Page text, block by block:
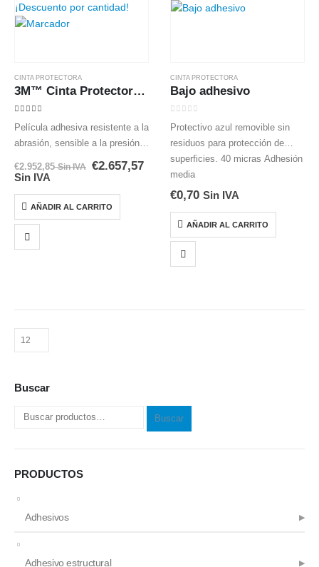
¡Descuento por cantidad!
CINTA PROTECTORA
3M™ Cinta Protectora Industrial 7070UV, Transparente, 1220 mm x 33 m, 0.2 mm
Película adhesiva resistente a la
abrasión, sensible a la presión,
diseñado para proteger múltiples
superficies industriales contra
rasguños, erosión, UV e
impactos menores. PUR
Antiabrasión /…
El
precio
original
era:
€2.952,85.
€2.952,85El
es:
€2.952,85.
Sin IVA €2.657,57
Sin IVA
AÑADIR AL CARRITO
CINTA PROTECTORA
Bajo adhesivo
Protectivo azul removible sin
residuos para protección de
superficies. 40 micras Adhesión
media
€0,70 Sin IVA
AÑADIR AL CARRITO
Buscar
Buscar
PRODUCTOS
Adhesivos
Adhesivo estructural